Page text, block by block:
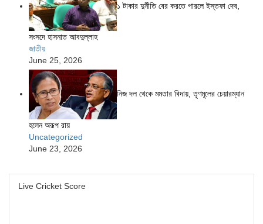
১ টাকার দুর্নীতি বের করতে পারলে ইস্তফা দেব,
সংসদে হাসনাত আবদুল্লাহ
জাতীয়
June 25, 2026
নিজ দল থেকে মমতার বিদায়, তৃণমূলের চেয়ারম্যান
হলেন অরূপ রায়
Uncategorized
June 23, 2026
Live Cricket Score